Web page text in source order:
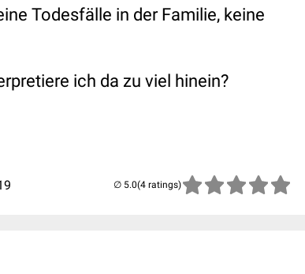
Todesfälle in der Familie, keine
ich da zu viel hinein?
(4 ratings)